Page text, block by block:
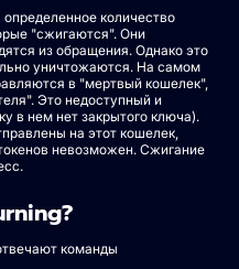
количество
"сжигаются". Они
из обращения. Однако это
уничтожаются. На самом
в "мертвый кошелек",
Это недоступный и
в нем нет закрытого ключа).
на этот кошелек,
невозможен. Сжигание
команды